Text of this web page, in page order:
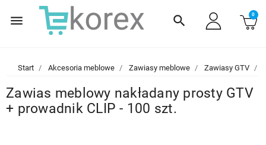
menu search 0
Start Akcesoria meblowe Zawiasy meblowe Zawiasy GTV
Zawias meblowy nakładany prosty GTV
+ prowadnik CLIP - 100 szt.